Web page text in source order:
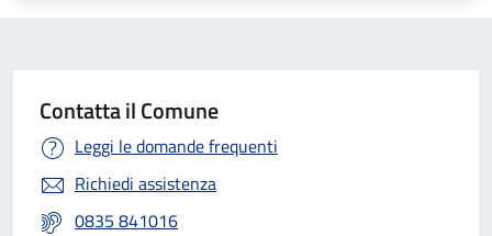
Contatta il Comune
Leggi le domande frequenti
Richiedi assistenza
0835 841016